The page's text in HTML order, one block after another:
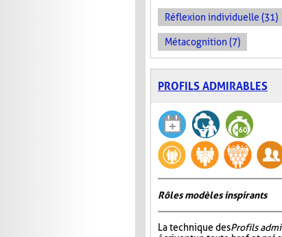
Réflexion individuelle (31)
Métacognition (7)
PROFILS ADMIRABLES
Rôles modèles inspirants
La technique desProfils